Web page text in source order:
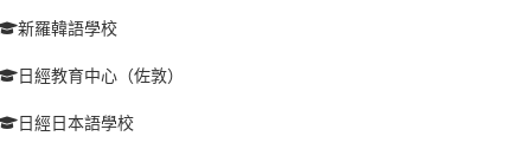
新羅韓語學校
日經教育中心（佐敦）
日經日本語學校